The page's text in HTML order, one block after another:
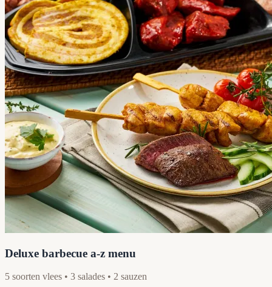
Deluxe barbecue a-z menu
5 soorten vlees • 3 salades • 2 sauzen